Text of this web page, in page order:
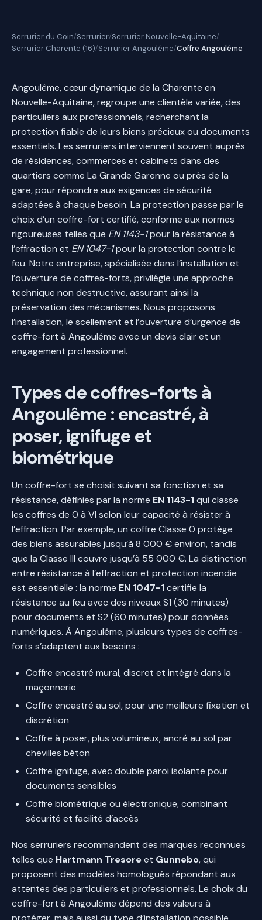
Serrurier du Coin/Serrurier/Serrurier Nouvelle-Aquitaine/
Serrurier Charente (16)/Serrurier Angoulême/Coffre Angoulême
Angoulême, cœur dynamique de la Charente en
Nouvelle-Aquitaine, regroupe une clientèle variée, des
particuliers aux professionnels, recherchant la
protection fiable de leurs biens précieux ou documents
essentiels. Les serruriers interviennent souvent auprès
de résidences, commerces et cabinets dans des
quartiers comme La Grande Garenne ou près de la
gare, pour répondre aux exigences de sécurité
adaptées à chaque besoin. La protection passe par le
choix d’un coffre-fort certifié, conforme aux normes
rigoureuses telles que EN 1143-1pour la résistance à
l’effraction et EN 1047-1pour la protection contre le
feu. Notre entreprise, spécialisée dans l’installation et
l’ouverture de coffres-forts, privilégie une approche
technique non destructive, assurant ainsi la
préservation des mécanismes. Nous proposons
l’installation, le scellement et l’ouverture d’urgence de
coffre-fort à Angoulême avec un devis clair et un
engagement professionnel.
Types de coffres-forts à
Angoulême : encastré, à
poser, ignifuge et
biométrique
Un coffre-fort se choisit suivant sa fonction et sa
résistance, définies par la norme EN 1143-1qui classe
les coffres de 0 à VI selon leur capacité à résister à
l’effraction. Par exemple, un coffre Classe 0 protège
des biens assurables jusqu’à 8 000 € environ, tandis
que la Classe III couvre jusqu’à 55 000 €. La distinction
entre résistance à l’effraction et protection incendie
est essentielle : la norme EN 1047-1certifie la
résistance au feu avec des niveaux S1 (30 minutes)
pour documents et S2 (60 minutes) pour données
numériques. À Angoulême, plusieurs types de coffres-
forts s’adaptent aux besoins :
Coffre encastré mural, discret et intégré dans la
maçonnerie
Coffre encastré au sol, pour une meilleure fixation et
discrétion
Coffre à poser, plus volumineux, ancré au sol par
chevilles béton
Coffre ignifuge, avec double paroi isolante pour
documents sensibles
Coffre biométrique ou électronique, combinant
sécurité et facilité d’accès
Nos serruriers recommandent des marques reconnues
telles que Hartmann Tresoreet Gunnebo, qui
proposent des modèles homologués répondant aux
attentes des particuliers et professionnels. Le choix du
coffre-fort à Angoulême dépend des valeurs à